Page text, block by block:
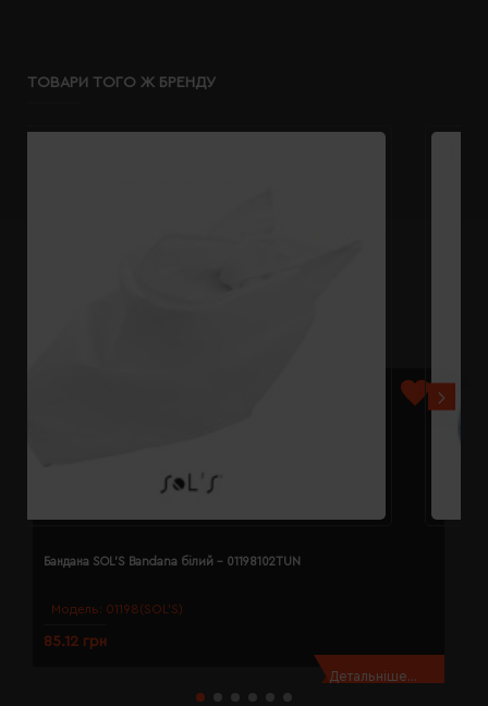
ТОВАРИ ТОГО Ж БРЕНДУ
Модель: 01198(SOL’S)
Бандана SOL'S Bandana білий - 01198102TUN
85.12 грн
Детальніше...